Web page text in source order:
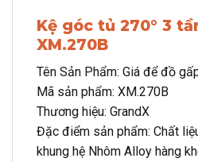
Kệ góc tủ 270° 3
XM.270B
Tên Sản Phẩm: Giá để đồ
Mã sản phẩm: XM.270B
Thương hiệu: GrandX
Đặc điểm sản phẩm: Chất
khung hệ Nhôm Alloy hàng